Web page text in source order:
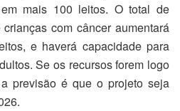
mais 100 leitos. O total de
com câncer aumentará
e haverá capacidade para
Se os recursos forem logo
previsão é que o projeto seja